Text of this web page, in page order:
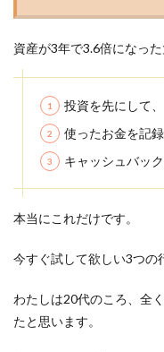
資産が3年で3.6倍になっ
投資を先にして、
使ったお金を記
キャッシュバッ
本当にこれだけです。
今すぐ試して欲しい3つの
わたしは20代のころ、全
たと思います。